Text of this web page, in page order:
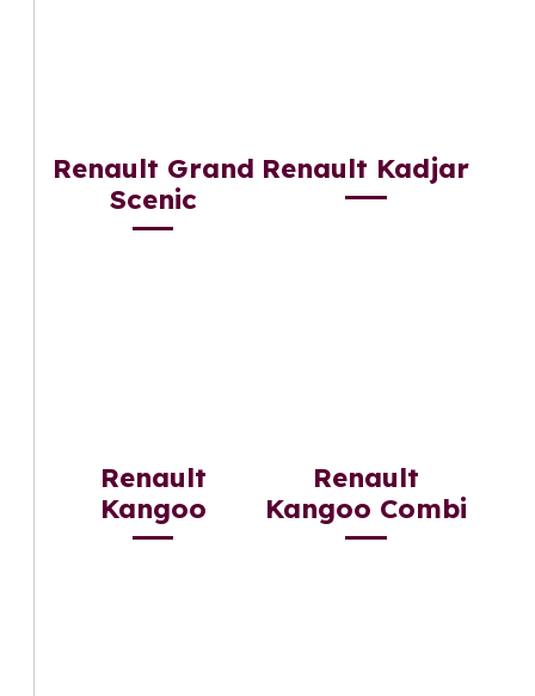
Renault Grand
Scenic
Renault Kadjar
Renault
Kangoo
Renault
Kangoo Combi